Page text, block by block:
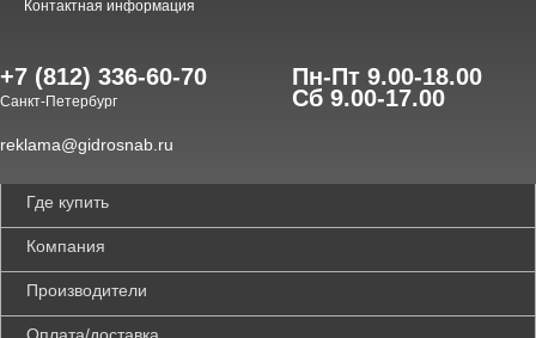
Контактная информация
+7 (812) 336-60-70
Санкт-Петербург
Пн-Пт 9.00-18.00
Сб 9.00-17.00
reklama@gidrosnab.ru
Где купить
Компания
Производители